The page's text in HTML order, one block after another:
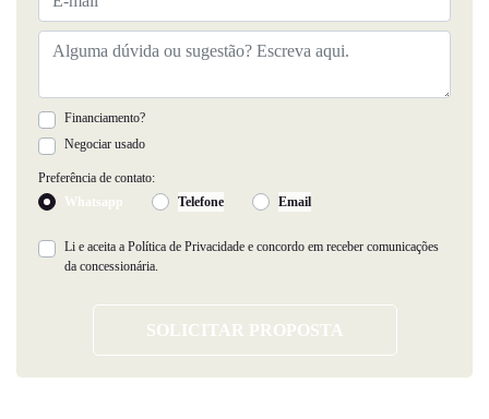
Financiamento?
Negociar usado
Preferência de contato:
Whatsapp
Telefone Email
Li e aceita a Política de Privacidade e concordo em receber comunicações
da concessionária.
SOLICITAR PROPOSTA